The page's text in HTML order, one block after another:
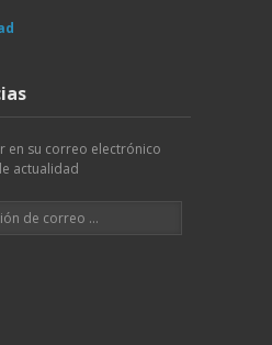
en su correo electrónico
actualidad